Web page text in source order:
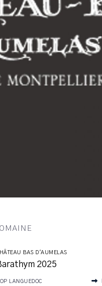
BAS D'AUMELAS
2025
LANGUEDOC